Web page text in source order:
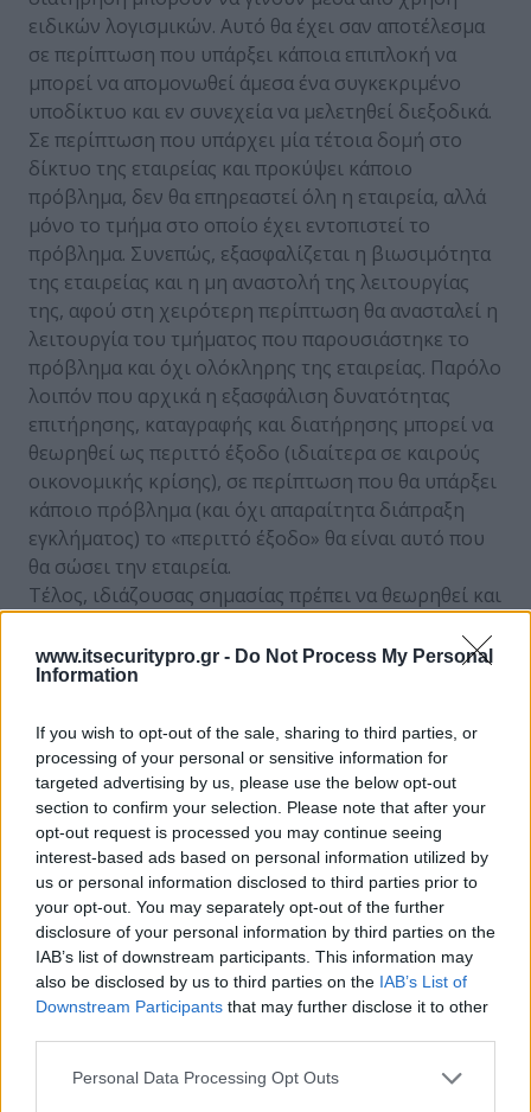
www.itsecuritypro.gr - Do Not Process My Personal
Information
If you wish to opt-out of the sale, sharing to third parties, or
processing of your personal or sensitive information for
targeted advertising by us, please use the below opt-out
section to confirm your selection. Please note that after your
opt-out request is processed you may continue seeing
interest-based ads based on personal information utilized by
us or personal information disclosed to third parties prior to
your opt-out. You may separately opt-out of the further
disclosure of your personal information by third parties on the
IAB’s list of downstream participants. This information may
also be disclosed by us to third parties on the IAB’s List of
Downstream Participants that may further disclose it to other
Personal Data Processing Opt Outs
ειδικών λογισμικών. Αυτό θα έχει σαν αποτέλεσμα
σε περίπτωση που υπάρξει κάποια επιπλοκή να
μπορεί να απομονωθεί άμεσα ένα συγκεκριμένο
υποδίκτυο και εν συνεχεία να μελετηθεί διεξοδικά.
Σε περίπτωση που υπάρχει μία τέτοια δομή στο
δίκτυο της εταιρείας και προκύψει κάποιο
πρόβλημα, δεν θα επηρεαστεί όλη η εταιρεία, αλλά
μόνο το τμήμα στο οποίο έχει εντοπιστεί το
πρόβλημα. Συνεπώς, εξασφαλίζεται η βιωσιμότητα
της εταιρείας και η μη αναστολή της λειτουργίας
της, αφού στη χειρότερη περίπτωση θα ανασταλεί η
λειτουργία του τμήματος που παρουσιάστηκε το
πρόβλημα και όχι ολόκληρης της εταιρείας. Παρόλο
λοιπόν που αρχικά η εξασφάλιση δυνατότητας
επιτήρησης, καταγραφής και διατήρησης μπορεί να
θεωρηθεί ως περιττό έξοδο (ιδιαίτερα σε καιρούς
οικονομικής κρίσης), σε περίπτωση που θα υπάρξει
κάποιο πρόβλημα (και όχι απαραίτητα διάπραξη
εγκλήματος) το «περιττό έξοδο» θα είναι αυτό που
θα σώσει την εταιρεία.
Τέλος, ιδιάζουσας σημασίας πρέπει να θεωρηθεί και
διαδικτυακή πρόσβαση. Θα πρέπει να εξεταστεί με
χαρακτηριστική σοβαρότητα πού θα επιτρέπεται
σημασίας τους κανόνες αυτούς να ακολουθήσουν
και τα διοικητικά και διευθυντικά στελέχη. Μία
τέτοια επιλογή θα μπορούσε να έχει πολλαπλά
οφέλη (εκτός της αποτροπής και αυτών από τη
διάπραξη ηλεκτρονικού εγκλήματος), καθόσον θα
λειτουργούσε ως κίνητρο για το σύνολο των
υπαλλήλων και φυσικά δεν θα υπήρχαν και
αντιδράσεις από πλευράς τους, αφού δεν θα
εξαιρείται κανένας από τις σχετικές με το διαδίκτυο
πολιτικές. Αν επίσης όλοι ακολουθούν την ίδια
πολιτική σχετικά με τη διαδικτυακή πρόσβαση,
αυτός που θα προσπαθήσει να κάνει κάτι το
διαφορετικό (όπως για παράδειγμα να διαπράξει ένα